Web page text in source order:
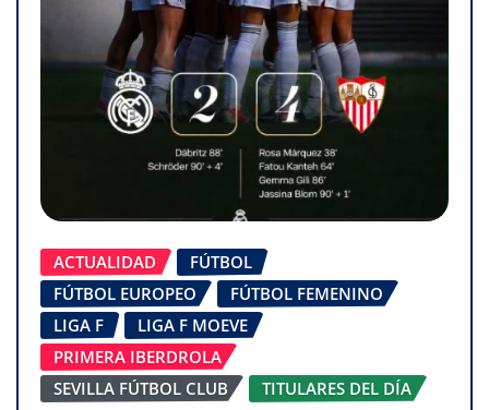
ACTUALIDAD
FÚTBOL
FÚTBOL EUROPEO
FÚTBOL FEMENINO
LIGA F
LIGA F MOEVE
PRIMERA IBERDROLA
SEVILLA FÚTBOL CLUB
TITULARES DEL DÍA